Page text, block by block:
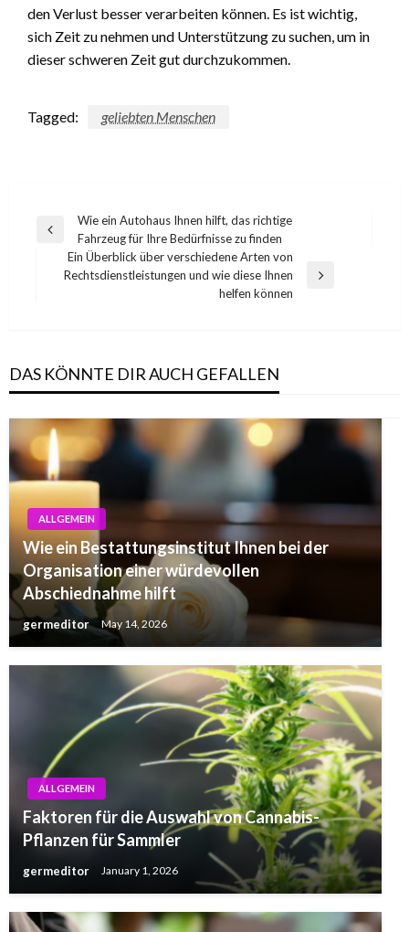
den Verlust besser verarbeiten können. Es ist wichtig,
sich Zeit zu nehmen und Unterstützung zu suchen, um in
dieser schweren Zeit gut durchzukommen.
Tagged: geliebten Menschen
Post
navigation
Previous
Wie ein Autohaus Ihnen hilft, das richtige
Fahrzeug für Ihre Bedürfnisse zu finden
Next
Ein Überblick über verschiedene Arten von
Rechtsdienstleistungen und wie diese Ihnen
helfen können
DAS KÖNNTE DIR AUCH GEFALLEN
ALLGEMEIN
Wie ein Bestattungsinstitut Ihnen bei der
Organisation einer würdevollen
Abschiednahme hilft
germeditor May 14, 2026
ALLGEMEIN
Faktoren für die Auswahl von Cannabis-
Pflanzen für Sammler
germeditor January 1, 2026